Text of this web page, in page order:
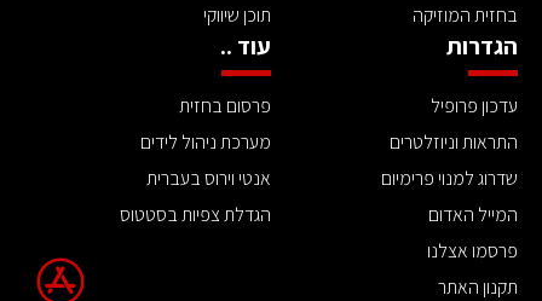
בחזית המוזיקה
תוכן שיווקי
הגדרות
עדכון פרופיל
התראות וניוזלטרים
שדרוג למנוי פרימיום
המייל האדום
פרסמו אצלנו
תקנון האתר
עוד ..
פרסום בחזית
מערכת ניהול לידים
אנטי וירוס בעברית
הגדלת צפיות בסטטוס